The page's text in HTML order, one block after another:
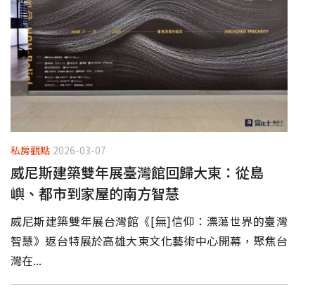
私房觀點 2026-03-07
威尼斯建築雙年展臺灣館回歸大東：從島
嶼、都市到家屋的南方智慧
威尼斯建築雙年展台灣館《[無]信仰：漂蕩世界的臺灣
智慧》返台特展於高雄大東文化藝術中心開幕，聚焦台
灣在...